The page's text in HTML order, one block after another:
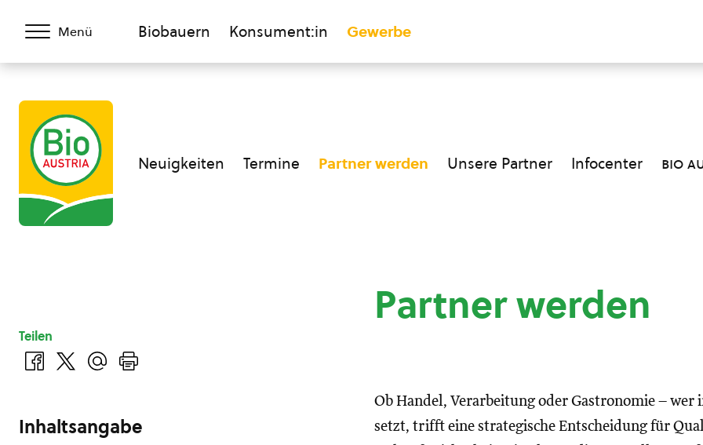
Menü Biobauern Konsument:in Gewerbe
Neuigkeiten Termine Partner werden Unsere Partner Infocenter bio
Partner werden
Ob Handel, Verarbeitung oder Gastronomie – wer
setzt, trifft eine strategische Entscheidung für
Teilen
Inhaltsangabe